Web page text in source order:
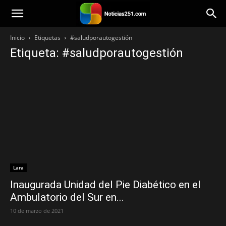
Noticias251
Inicio Etiquetas #saludporautogestión
Etiqueta: #saludporautogestión
Lara
Inaugurada Unidad del Pie Diabético en el
Ambulatorio del Sur en...
10 de marzo de 2021